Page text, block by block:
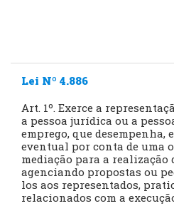
Lei Nº 4.886
Art. 1º. Exerce a
a pessoa jurídica ou a
emprego, que desempenha,
eventual por conta de uma
mediação para a realização
agenciando propostas ou
los aos representados,
relacionados com a